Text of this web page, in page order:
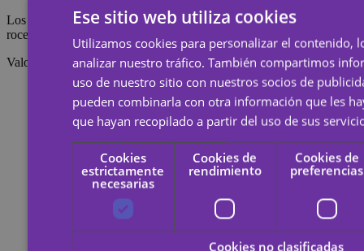
Los tatuajes temporales duran alrededor de 7 días, dependiendo del
roce que reciban.
Valoraciones
Ese sitio web utiliza cookies
Utilizamos cookies para personalizar el contenido,
analizar nuestro tráfico. También compartimos
uso de nuestro sitio con nuestros socios de
pueden combinarla con otra información que les
que hayan recopilado a partir del uso de sus
Cookies
estrictamente
necesarias
Cookies de
rendimiento
Cookies de
preferencias
Cookies no clasificadas